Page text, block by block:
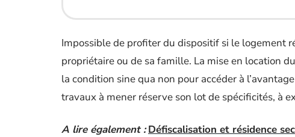
Impossible de profiter du dispositif si le logement
propriétaire ou de sa famille. La mise en location
la condition sine qua non pour accéder à
travaux à mener réserve son lot de spécificités, à
A lire également : Défiscalisation et résidence